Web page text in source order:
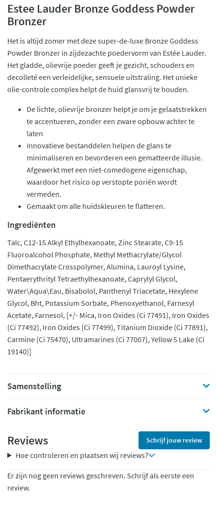
Estee Lauder Bronze Goddess Powder
Bronzer
Het is altijd zomer met deze super-de-luxe Bronze Goddess
Powder Bronzer in zijdezachte poedervorm van Estée Lauder.
Het gladde, olievrije poeder geeft je gezicht, schouders en
decolleté een verleidelijke, sensuele uitstraling. Het unieke
olie-controle complex helpt de huid glansvrij te houden.
De lichte, olievrije bronzer helpt je om je gelaatstrekken
te accentueren, zonder een zware opbouw achter te
laten
Innovatieve bestanddelen helpen de glans te
minimaliseren en bevorderen een gematteerde illusie.
Afgewerkt met een niet-comedogene eigenschap,
waardoor het risico op verstopte poriën wordt
vermeden.
Gemaakt om alle huidskleuren te flatteren.
Ingrediënten
Talc, C12-15 Alkyl Ethylhexanoate, Zinc Stearate, C9-15
Fluoroalcohol Phosphate, Methyl Methacrylate/Glycol
Dimethacrylate Crosspolymer, Alumina, Lauroyl Lysine,
Pentaerythrityl Tetraethylhexanoate, Caprylyl Glycol,
Water\Aqua\Eau, Bisabolol, Panthenyl Triacetate, Hexylene
Glycol, Bht, Potassium Sorbate, Phenoxyethanol, Farnesyl
Acetate, Farnesol, [+/- Mica, Iron Oxides (Ci 77491), Iron Oxides
(Ci 77492), Iron Oxides (Ci 77499), Titanium Dioxide (Ci 77891),
Carmine (Ci 75470), Ultramarines (Ci 77007), Yellow 5 Lake (Ci
19140)]
Samenstelling
Fabrikant informatie
Reviews Schrijf jouw review
Hoe controleren en plaatsen wij reviews?
Er zijn nog geen reviews geschreven. Schrijf als eerste een
review.